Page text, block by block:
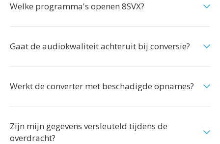
Welke programma's openen 8SVX?
Gaat de audiokwaliteit achteruit bij conversie?
Werkt de converter met beschadigde opnames?
Zijn mijn gegevens versleuteld tijdens de
overdracht?